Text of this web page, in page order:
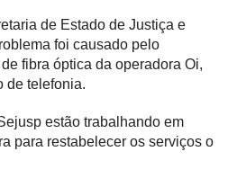
de Estado de Justiça e
foi causado pelo
fibra óptica da operadora Oi,
de telefonia.
estão trabalhando em
para restabelecer os serviços o